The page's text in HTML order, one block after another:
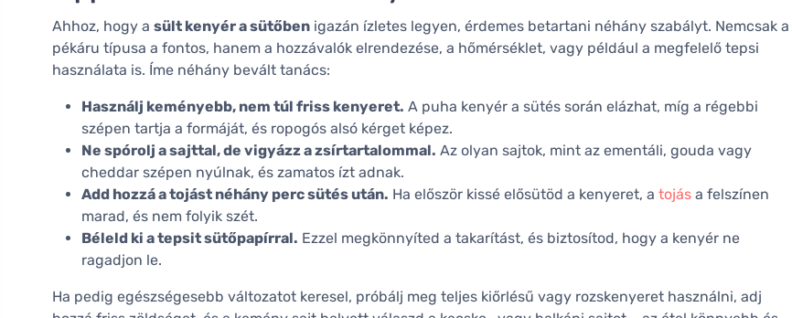
Ahhoz, hogy a sült kenyér a sütőben igazán ízletes legyen, érdemes betartani néhány szabályt. Nemcsak a
pékáru típusa a fontos, hanem a hozzávalók elrendezése, a hőmérséklet, vagy például a megfelelő tepsi
használata is. Íme néhány bevált tanács:
Használj keményebb, nem túl friss kenyeret. A puha kenyér a sütés során elázhat, míg a régebbi
szépen tartja a formáját, és ropogós alsó kérget képez.
Ne spórolj a sajttal, de vigyázz a zsírtartalommal. Az olyan sajtok, mint az ementáli, gouda vagy
cheddar szépen nyúlnak, és zamatos ízt adnak.
Add hozzá a tojást néhány perc sütés után. Ha először kissé elősütöd a kenyeret, a tojás a felszínen
marad, és nem folyik szét.
Béleld ki a tepsit sütőpapírral. Ezzel megkönnyíted a takarítást, és biztosítod, hogy a kenyér ne
ragadjon le.
Ha pedig egészségesebb változatot keresel, próbálj meg teljes kiőrlésű vagy rozskenyeret használni, adj